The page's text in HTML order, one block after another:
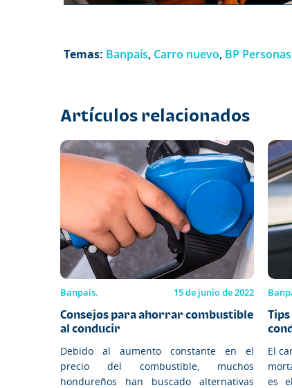
Temas: Banpaís, Carro nuevo, BP
Artículos relacionados
Banpaís. 15 de junio de 2022
Consejos para ahorrar combustible
al conducir
Debido al aumento constante en el
precio del combustible, muchos
hondureños han buscado alternativas
El
es